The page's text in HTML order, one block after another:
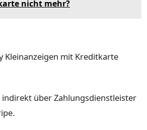
nicht mehr?
Kleinanzeigen mit Kreditkarte
indirekt über Zahlungsdienstleister